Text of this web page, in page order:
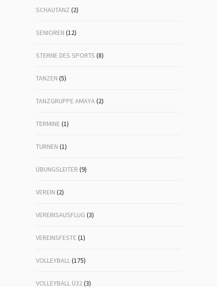
SCHAUTANZ (2)
SENIOREN (12)
STERNE DES SPORTS (8)
TANZEN (5)
TANZGRUPPE AMAYA(2)
TERMINE(1)
TURNEN (1)
ÜBUNGSLEITER (9)
VEREIN (2)
VEREINSAUSFLUG (3)
VEREINSFESTE(1)
VOLLEYBALL(175)
VOLLEYBALL Ü32(3)